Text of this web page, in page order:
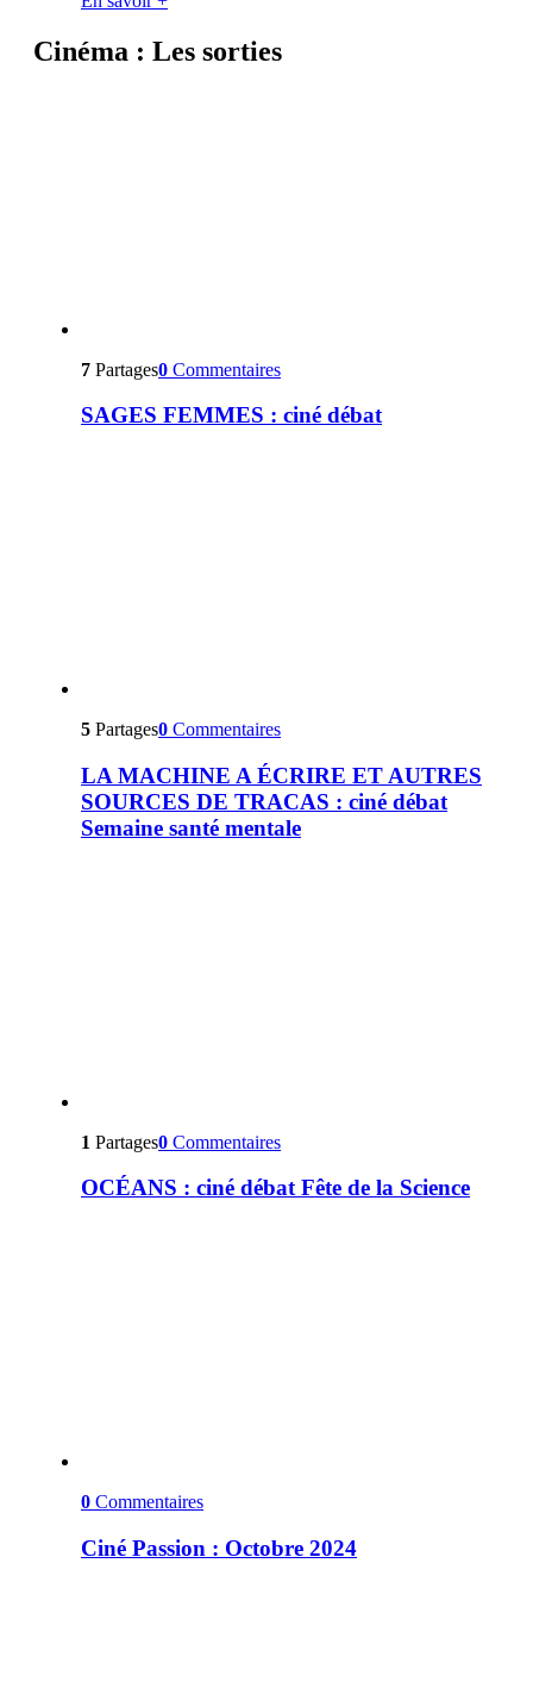
Cinéma : Les sorties
7 Partages0 Commentaires
SAGES FEMMES : ciné débat
5 Partages0 Commentaires
LA MACHINE A ÉCRIRE ET AUTRES
SOURCES DE TRACAS : ciné débat
Semaine santé mentale
1 Partages0 Commentaires
OCÉANS : ciné débat Fête de la Science
0 Commentaires
Ciné Passion : Octobre 2024